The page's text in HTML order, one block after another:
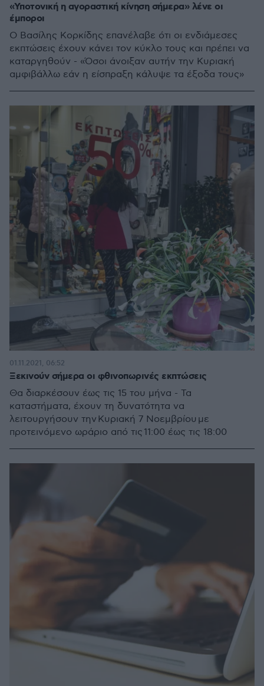
«Υποτονική η αγοραστική κίνηση σήμερα» λένε οι
έμποροι
Ο Βασίλης Κορκίδης επανέλαβε ότι οι ενδιάμεσες
εκπτώσεις έχουν κάνει τον κύκλο τους και πρέπει να
καταργηθούν - «Όσοι άνοιξαν αυτήν την Κυριακή
αμφιβάλλω εάν η είσπραξη κάλυψε τα έξοδα τους»
Ξεκινούν σήμερα οι φθινοπωρινές εκπτώσεις
Θα διαρκέσουν έως τις 15 του μήνα - Τα
καταστήματα, έχουν τη δυνατότητα να
λειτουργήσουν την Κυριακή 7 Νοεμβρίου με
προτεινόμενο ωράριο από τις 11:00 έως τις 18:00
01.11.2021, 06:52